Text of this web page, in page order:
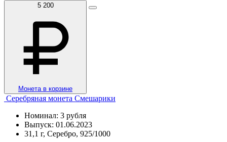
5 200
Монета в корзине
Серебряная монета Смешарики
Номинал: 3 рубля
Выпуск: 01.06.2023
31,1 г, Серебро, 925/1000